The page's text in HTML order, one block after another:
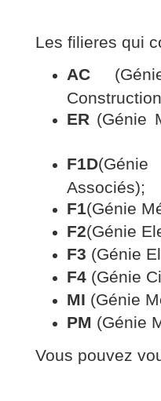
Les filieres qui
AC
ER (Génie
F1D
Associés);
F1(Génie
F2(Génie
F3 (Génie
F4 (Génie
MI (Génie
PM (Génie
Vous pouvez